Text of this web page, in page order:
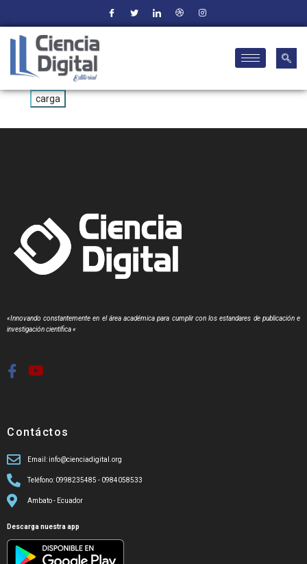
«Innovando constantemente en el área académica para cumplir con los estandares de publicación e
investigación científica «
Contáctos
Email: info@cienciadigital.org
Teléfono: 0998235485 - 0984058533
Ambato - Ecuador
Descarga nuestra app